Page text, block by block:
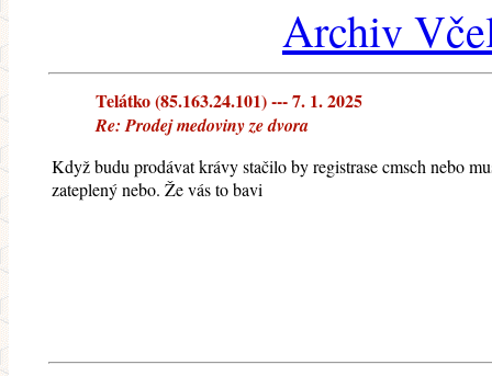
Archiv
Telátko (85.163.24.101) --- 7. 1. 2025
Re: Prodej medoviny ze dvora
Když budu prodávat krávy stačilo by registrase cmsch nebo
zateplený nebo. Že vás to bavi